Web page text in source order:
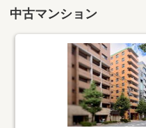
中古マンション